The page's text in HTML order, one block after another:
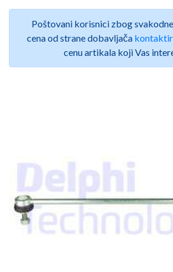
Poštovani korisnici zbog
cena od strane dobavljača
cenu artikala koji Vas